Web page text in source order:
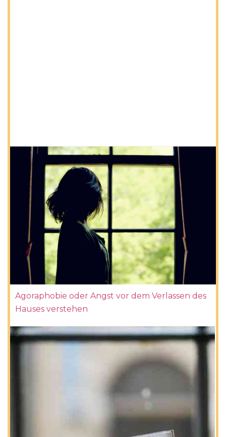
Agoraphobie oder Angst vor dem Verlassen des
Hauses verstehen